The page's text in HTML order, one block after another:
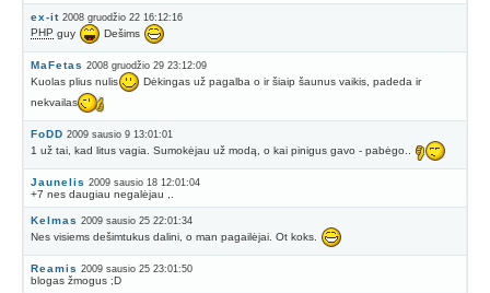
ex-it 2008 gruodžio 22 16:12:16
PHP guy Dešims
MaFetas 2008 gruodžio 29 23:12:09
Kuolas plius nulis
Dėkingas už pagalba o ir šiaip šaunus vaikis, padeda ir
nekvailas
FoDD 2009 sausio 9 13:01:01
1 už tai, kad litus vagia. Sumokėjau už modą, o kai pinigus gavo - pabėgo..
Jaunelis 2009 sausio 18 12:01:04
+7 nes daugiau negalėjau ,.
Kelmas 2009 sausio 25 22:01:34
Nes visiems dešimtukus dalini, o man pagailėjai. Ot koks.
Reamis 2009 sausio 25 23:01:50
blogas žmogus ;D